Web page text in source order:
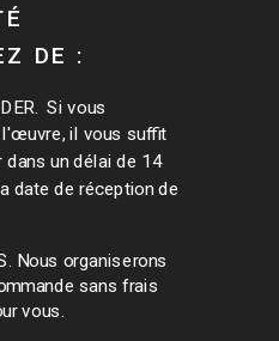
DE :
Si vous
il vous suffit
un délai de 14
date de réception de
Nous organiserons
sans frais
vous.